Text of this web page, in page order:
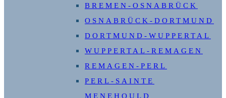
BREMEN-OSNABRÜCK
OSNABRÜCK-DORTMUND
DORTMUND-WUPPERTAL
WUPPERTAL-REMAGEN
REMAGEN-PERL
PERL-SAINTE
MENEHOULD